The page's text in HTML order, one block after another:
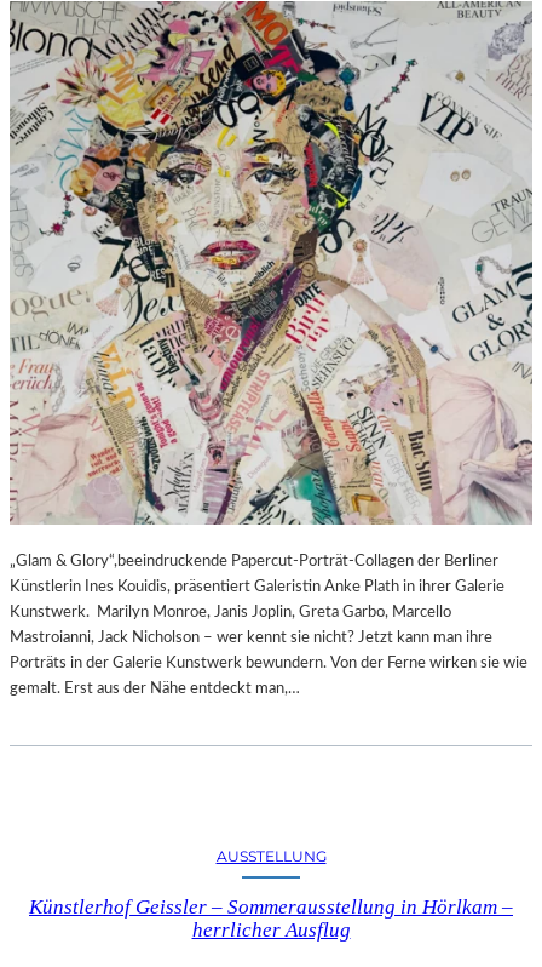
„Glam & Glory“,beeindruckende Papercut-Porträt-Collagen der Berliner
Künstlerin Ines Kouidis, präsentiert Galeristin Anke Plath in ihrer Galerie
Kunstwerk. Marilyn Monroe, Janis Joplin, Greta Garbo, Marcello
Mastroianni, Jack Nicholson – wer kennt sie nicht? Jetzt kann man ihre
Porträts in der Galerie Kunstwerk bewundern. Von der Ferne wirken sie wie
gemalt. Erst aus der Nähe entdeckt man,…
AUSSTELLUNG
Künstlerhof Geissler – Sommerausstellung in Hörlkam –
herrlicher Ausflug